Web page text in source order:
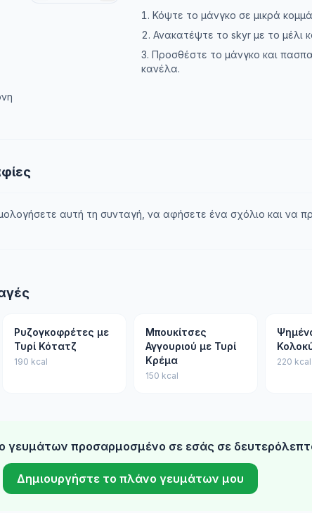
Κόψτε το μάνγκο σε μικρά
Ανακατέψτε το skyr με το μέλι
Προσθέστε το μάνγκο και
κανέλα.
αυτή τη συνταγή, να αφήσετε ένα σχόλιο και να
Ρυζογκοφρέτες με
Τυρί Κότατζ
190 kcal
Μπουκίτσες
Αγγουριού με Τυρί
Κρέμα
150 kcal
220 kcal
γευμάτων προσαρμοσμένο σε εσάς σε
Δημιουργήστε το πλάνο γευμάτων μου